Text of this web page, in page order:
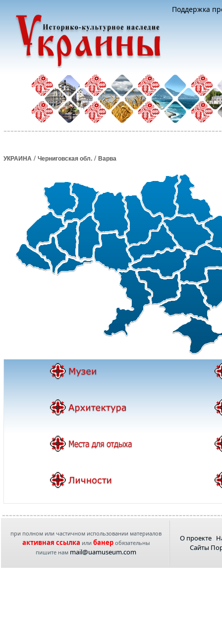
Поддержка
УКРАИНА / Черниговская обл. / Варва
при полном или частичном использовании материалов
активная ссылка или банеробязательны
пишите нам mail@uamuseum.com
О проекте
Сайты